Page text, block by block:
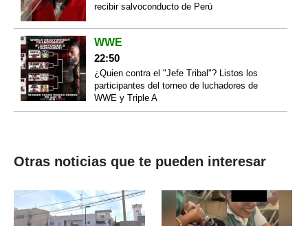
recibir salvoconducto de Perú
WWE
22:50
¿Quien contra el "Jefe Tribal"? Listos los
participantes del torneo de luchadores de
WWE y Triple A
Otras noticias que te pueden interesar